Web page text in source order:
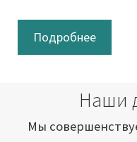
Подробнее
Наши
Мы